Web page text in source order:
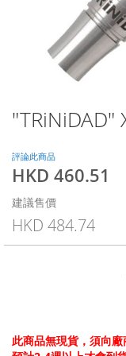
"TRiNiDAD"
評論此商品
特
價
格
HKD 460.51
建議售價
HKD 484.74
此商品無現貨，須向廠
Skip
beginning
of
the
images
gallery